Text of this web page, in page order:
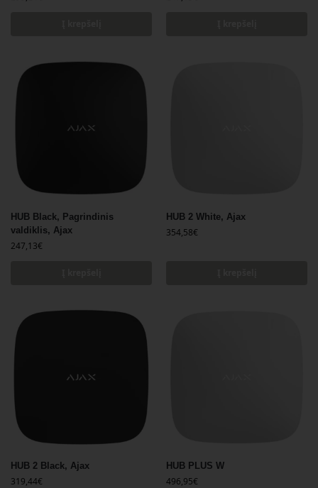
HUB Black, Pagrindinis
valdiklis, Ajax
247,13€
HUB 2 White, Ajax
354,58€
HUB 2 Black, Ajax
319,44€
HUB PLUS W
496,95€